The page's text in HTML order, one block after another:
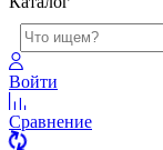
Войти
Сравнение